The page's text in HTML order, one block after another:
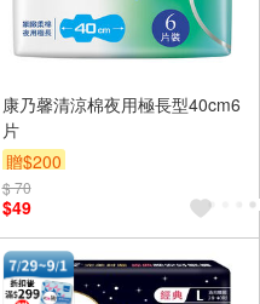
康乃馨清涼棉夜用極長型40cm6
片
贈$200
$ 70
$49